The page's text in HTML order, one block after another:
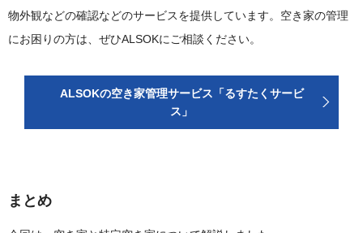
物外観などの確認などのサービスを提供しています。空き家の管理
にお困りの方は、ぜひALSOKにご相談ください。
ALSOKの空き家管理サービス「るすたくサービ
ス」
まとめ